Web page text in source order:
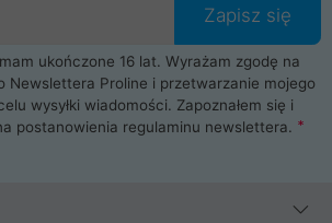
i pełne bezpieczeństwo.
w akcesoria i części komputerowe
karty graficzne, płyty główne, pamięci,
HDD. Nasi pracownicy pomogą Ci wybrać
komputerowy oraz obudowę do komputera.
mamy również najlepsze na rynku
jak Xiaomi, Apple, Samsung i
mając już to wszystko, możesz
Zapisz się
ukończone 16 lat. Wyrażam zgodę na
Newslettera Proline i przetwarzanie mojego
wysyłki wiadomości. Zapoznałem się i
postanowienia regulaminu newslettera.